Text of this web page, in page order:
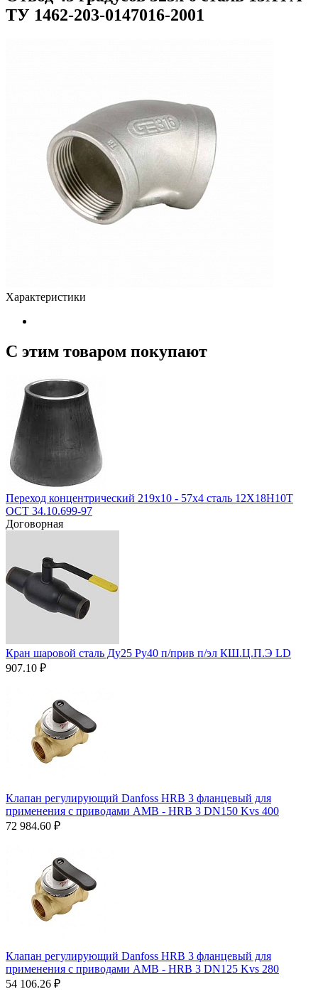
ТУ 1462-203-0147016-2001
Характеристики
С этим товаром покупают
Переход концентрический 219х10 - 57х4 сталь 12Х18Н10Т
ОСТ 34.10.699-97
Договорная
Кран шаровой сталь Ду25 Ру40 п/прив п/эл КШ.Ц.П.Э LD
907.10 ₽
Клапан регулирующий Danfoss HRB 3 фланцевый для
применения с приводами AMВ - HRB 3 DN150 Kvs 400
72 984.60 ₽
Клапан регулирующий Danfoss HRB 3 фланцевый для
применения с приводами AMВ - HRB 3 DN125 Kvs 280
54 106.26 ₽